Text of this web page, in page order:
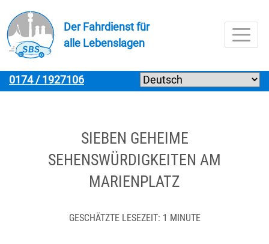
Zur Navigation springenZur Navigation springen
Zum Inhalt springenZum Inhalt springen
Zur Fußzeile springenZur Fußzeile springen
Der Fahrdienst für
alle Lebenslagen
Menü
0174 / 1927106
SIEBEN GEHEIME
SEHENSWÜRDIGKEITEN AM
MARIENPLATZ
GESCHÄTZTE LESEZEIT: 1 MINUTE